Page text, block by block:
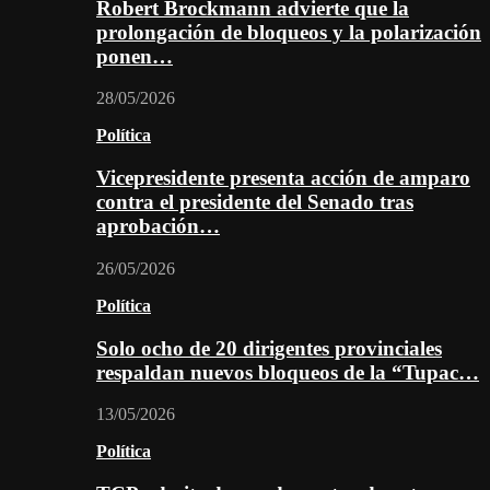
Robert Brockmann advierte que la
prolongación de bloqueos y la polarización
ponen…
28/05/2026
Política
Vicepresidente presenta acción de amparo
contra el presidente del Senado tras
aprobación…
26/05/2026
Política
Solo ocho de 20 dirigentes provinciales
respaldan nuevos bloqueos de la “Tupac…
13/05/2026
Política